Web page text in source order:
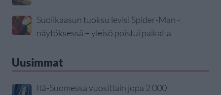
Suolikaasun tuoksu levisi Spider-Man -
näytöksessä – yleisö poistui paikalta
Uusimmat
Itä-Suomessa vuosittain jopa 2 000